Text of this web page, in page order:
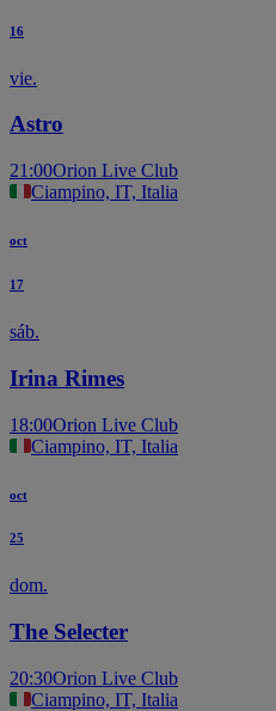
16
vie.
Astro
21:00Orion Live Club
Ciampino, IT, Italia
oct
17
sáb.
Irina Rimes
18:00Orion Live Club
Ciampino, IT, Italia
oct
25
dom.
The Selecter
20:30Orion Live Club
Ciampino, IT, Italia